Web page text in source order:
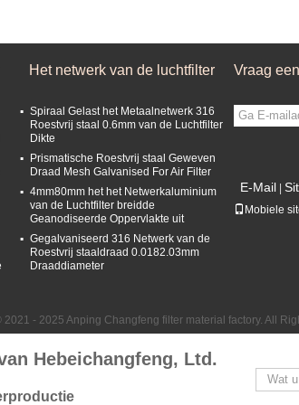
Het netwerk van de luchtfilter
Spiraal Gelast het Metaalnetwerk 316
Roestvrij staal 0.6mm van de Luchtfilter
Dikte
Prismatische Roestvrij staal Geweven
Draad Mesh Galvanised For Air Filter
4mm80mm het het Netwerkaluminium
van de Luchtfilter breidde
Geanodiseerde Oppervlakte uit
Gegalvaniseerd 316 Netwerk van de
Roestvrij staaldraad 0.0182.03mm
Draaddiameter
Vraag
E-Mail
Mobiele
- 2025 Anping Changfeng filter material factory. All
Hebeichangfeng, Ltd.